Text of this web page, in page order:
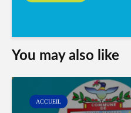
You may also like
ACCUEIL